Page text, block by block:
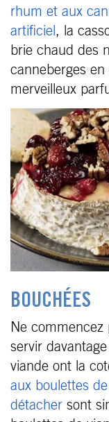
rhum et aux
artificiel , la
brie chaud des
canneberges
merveilleux
BOUCHÉES
Ne commencez
servir
viande ont la
aux boulettes
détacher sont